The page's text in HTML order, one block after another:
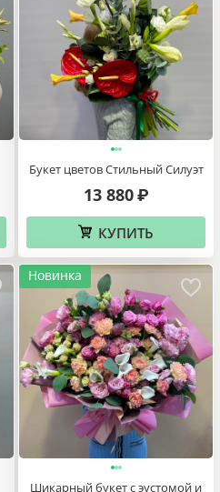
Букет из 101 красной герберы
24 600₽
КУПИТЬ
Букет цветов Стильный Силуэт
13 880₽
КУПИТЬ